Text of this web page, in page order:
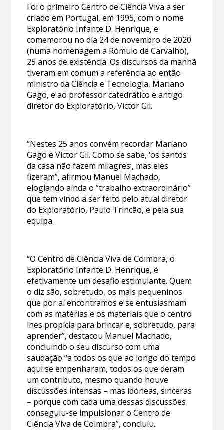
Foi o primeiro Centro de Ciência Viva a ser
criado em Portugal, em 1995, com o nome
Exploratório Infante D. Henrique, e
comemorou no dia 24 de novembro de 2020
(numa homenagem a Rómulo de Carvalho),
25 anos de existência. Os discursos da manhã
tiveram em comum a referência ao então
ministro da Ciência e Tecnologia, Mariano
Gago, e ao professor catedrático e antigo
diretor do Exploratório, Victor Gil.
“Nestes 25 anos convém recordar Mariano
Gago e Victor Gil. Como se sabe, ‘os santos
da casa não fazem milagres’, mas eles
fizeram”, afirmou Manuel Machado,
elogiando ainda o “trabalho extraordinário”
que tem vindo a ser feito pelo atual diretor
do Exploratório, Paulo Trincão, e pela sua
equipa.
“O Centro de Ciência Viva de Coimbra, o
Exploratório Infante D. Henrique, é
efetivamente um desafio estimulante. Quem
o diz são, sobretudo, os mais pequeninos
que por aí encontramos e se entusiasmam
com as matérias e os materiais que o centro
lhes propícia para brincar e, sobretudo, para
aprender”, destacou Manuel Machado,
concluindo o seu discurso com uma
saudação “a todos os que ao longo do tempo
aqui se empenharam, todos os que deram
um contributo, mesmo quando houve
discussões intensas – mas idóneas, sinceras
– porque com cada uma dessas discussões
conseguiu-se impulsionar o Centro de
Ciência Viva de Coimbra”, concluiu.